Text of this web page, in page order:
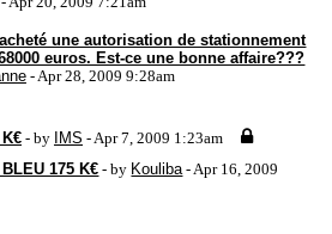
une autorisation de stationnement
euros. Est-ce une bonne affaire???
- Apr 28, 2009 9:28am
- by IMS - Apr 7, 2009 1:23am
175 K€ - by Kouliba- Apr 16, 2009